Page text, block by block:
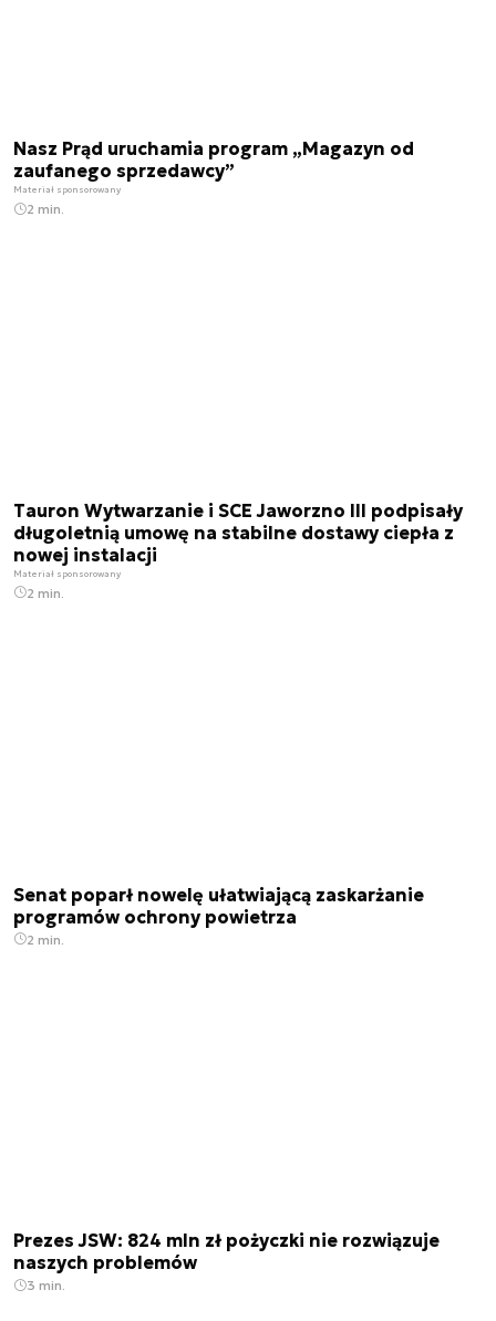
Nasz Prąd uruchamia program „Magazyn od
zaufanego sprzedawcy”
Materiał sponsorowany
2 min.
Tauron Wytwarzanie i SCE Jaworzno III podpisały
długoletnią umowę na stabilne dostawy ciepła z
nowej instalacji
Materiał sponsorowany
2 min.
Senat poparł nowelę ułatwiającą zaskarżanie
programów ochrony powietrza
2 min.
Prezes JSW: 824 mln zł pożyczki nie rozwiązuje
naszych problemów
3 min.